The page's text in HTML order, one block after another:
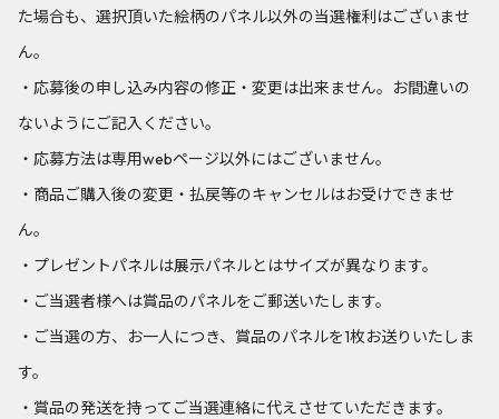
た場合も、選択頂いた絵柄のパネル以外の当選権利はございませ
ん。
・応募後の申し込み内容の修正・変更は出来ません。お間違いの
ないようにご記入ください。
・応募方法は専用webページ以外にはございません。
・商品ご購入後の変更・払戻等のキャンセルはお受けできませ
ん。
・プレゼントパネルは展示パネルとはサイズが異なります。
・ご当選者様へは賞品のパネルをご郵送いたします。
・ご当選の方、お一人につき、賞品のパネルを1枚お送りいたしま
す。
・賞品の発送を持ってご当選連絡に代えさせていただきます。